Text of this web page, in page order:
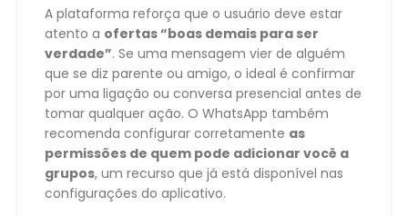
A plataforma reforça que o usuário deve estar
atento a ofertas “boas demais para ser
verdade”. Se uma mensagem vier de alguém
que se diz parente ou amigo, o ideal é confirmar
por uma ligação ou conversa presencial antes de
tomar qualquer ação. O WhatsApp também
recomenda configurar corretamente as
permissões de quem pode adicionar você a
grupos, um recurso que já está disponível nas
configurações do aplicativo.